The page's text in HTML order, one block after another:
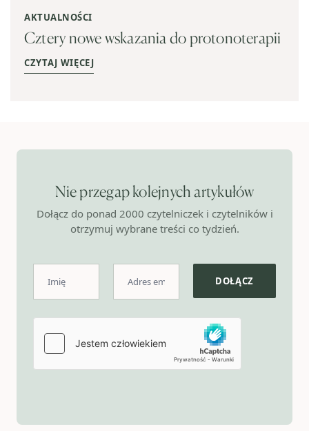
AKTUALNOŚCI
Cztery nowe wskazania do protonoterapii
CZYTAJ WIĘCEJ
Nie przegap kolejnych artykułów
Dołącz do ponad 2000 czytelniczek i czytelników i
otrzymuj wybrane treści co tydzień.